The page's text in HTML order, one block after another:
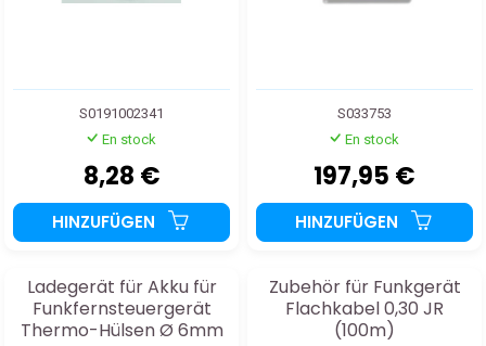
S0191002341
En stock
8,28 €
HINZUFÜGEN
S033753
En stock
197,95 €
HINZUFÜGEN
Ladegerät für Akku für
Funkfernsteuergerät
Thermo-Hülsen Ø 6mm
Zubehör für Funkgerät
Flachkabel 0,30 JR
(100m)